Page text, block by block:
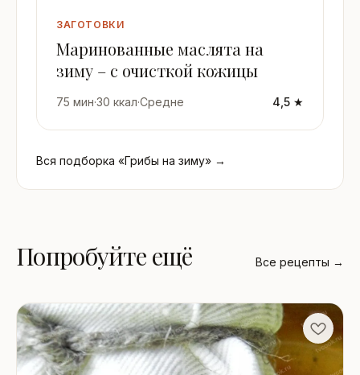
ЗАГОТОВКИ
Маринованные маслята на
зиму – с очисткой кожицы
75 мин·30 ккал·Средне 4,5 ★
Вся подборка «Грибы на зиму» →
Попробуйте ещё Все рецепты →